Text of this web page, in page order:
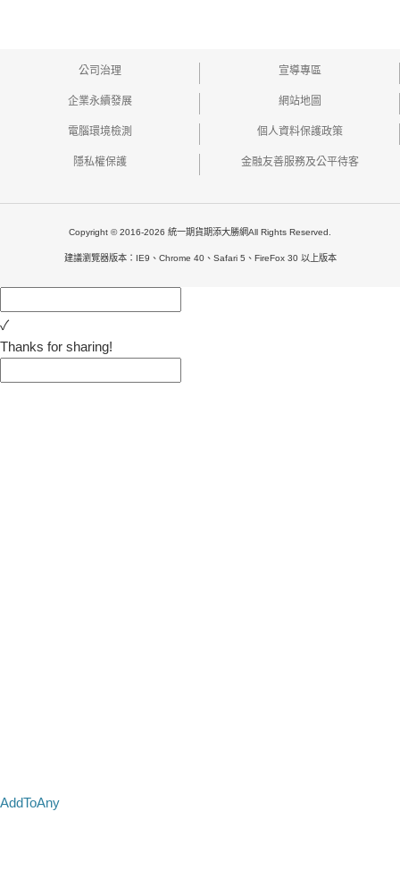
公司治理 宣導專區
企業永續發展 網站地圖
電腦環境檢測 個人資料保護政策
隱私權保護 金融友善服務及公平待客
Copyright © 2016-2026 統一期貨期添大勝網All Rights Reserved.
建議瀏覽器版本：IE9、Chrome 40、Safari 5、FireFox 30 以上版本
✓
Thanks for sharing!
AddToAny